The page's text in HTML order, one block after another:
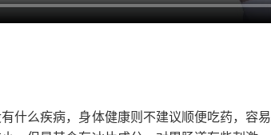
什么疾病，身体健康则不建议顺便吃药，容